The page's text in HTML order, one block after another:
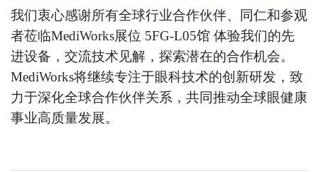
我们衷心感谢所有全球行业合作伙伴、同仁和参观
者莅临MediWorks展位 5FG-L05馆 体验我们的先
进设备，交流技术见解，探索潜在的合作机会。
MediWorks将继续专注于眼科技术的创新研发，致
力于深化全球合作伙伴关系，共同推动全球眼健康
事业高质量发展。